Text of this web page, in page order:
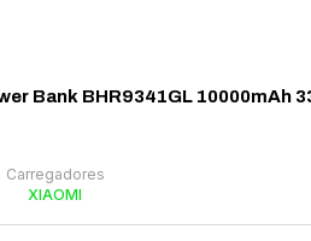
Bank BHR9341GL 10000mAh
Carregadores
XIAOMI